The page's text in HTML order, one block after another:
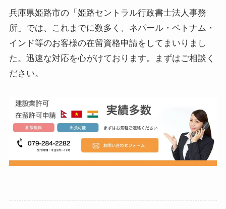
兵庫県姫路市の「姫路セントラル行政書士法人事務
所」では、これまでに数多く、ネパール・ベトナム・
インド等のお客様の在留資格申請をしてまいりまし
た。迅速な対応を心がけております。まずはご相談く
ださい。